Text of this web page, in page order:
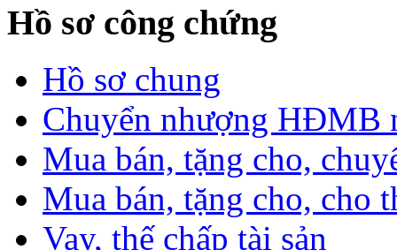
Hồ sơ công chứng
Hồ sơ chung
Chuyển nhượng HĐMB
Mua bán, tặng cho,
Mua bán, tặng cho, cho
Vay, thế chấp tài sản